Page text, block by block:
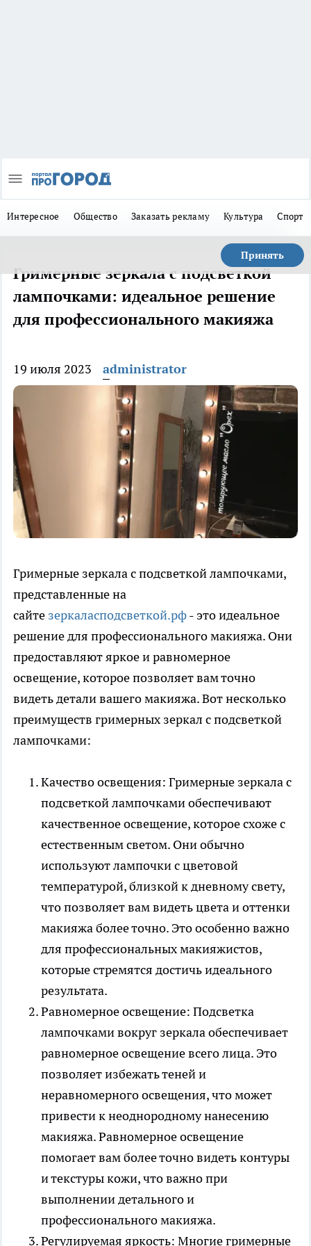
Интересное Общество Заказать рекламу Культура Спорт
Принять
Гримерные зеркала с подсветкой
лампочками: идеальное решение
для профессионального макияжа
19 июля 2023 administrator
Гримерные зеркала с подсветкой лампочками,
представленные на
сайте зеркаласподсветкой.рф- это идеальное
решение для профессионального макияжа. Они
предоставляют яркое и равномерное
освещение, которое позволяет вам точно
видеть детали вашего макияжа. Вот несколько
преимуществ гримерных зеркал с подсветкой
лампочками:
Качество освещения: Гримерные зеркала с
подсветкой лампочками обеспечивают
качественное освещение, которое схоже с
естественным светом. Они обычно
используют лампочки с цветовой
температурой, близкой к дневному свету,
что позволяет вам видеть цвета и оттенки
макияжа более точно. Это особенно важно
для профессиональных макияжистов,
которые стремятся достичь идеального
результата.
Равномерное освещение: Подсветка
лампочками вокруг зеркала обеспечивает
равномерное освещение всего лица. Это
позволяет избежать теней и
неравномерного освещения, что может
привести к неоднородному нанесению
макияжа. Равномерное освещение
помогает вам более точно видеть контуры
и текстуры кожи, что важно при
выполнении детального и
профессионального макияжа.
Регулируемая яркость: Многие гримерные